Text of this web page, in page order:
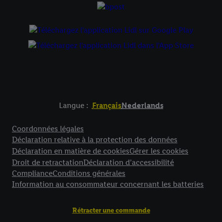
Langue : FrançaisNederlands
Coordonnées légales
Déclaration relative à la protection des données
Déclaration en matière de cookiesGérer les cookies
Droit de retractationDéclaration d’accessibilité
ComplianceConditions générales
Information au consommateur concernant les batteries
Rétracter une commande